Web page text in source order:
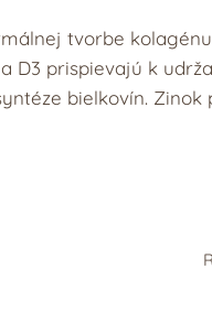
tvorbe
D3 prispievajú k
bielkovín. Zinok